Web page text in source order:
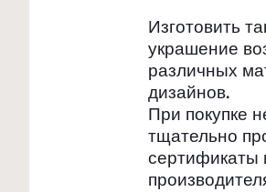
Изготовить
украшение
различных
дизайнов.
При покупке
тщательно
сертификаты